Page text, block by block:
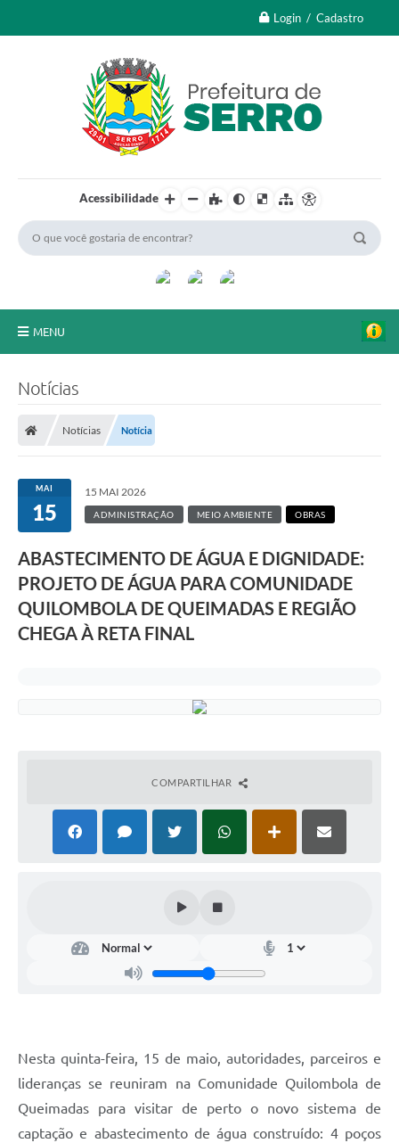
Login / Cadastro
Acessibilidade
MENU
Transparência Pública
Processo Seletivo/Concurso Público
Taxas de Inscrição/Guia de Arrecadação / Tributos
Online
Plano Diretor Participativo de Serro/MG
LDO
Licitações
Lei Aldir Blanc
Chamamento Público
SIC
Jornal
Notícias
Notícias Notícia
MAI
15
15 MAI 2026
ADMINISTRAÇÃO MEIO AMBIENTE OBRAS
ABASTECIMENTO DE ÁGUA E DIGNIDADE:
PROJETO DE ÁGUA PARA COMUNIDADE
QUILOMBOLA DE QUEIMADAS E REGIÃO
CHEGA À RETA FINAL
COMPARTILHAR
Nesta quinta-feira, 15 de maio, autoridades, parceiros e
lideranças se reuniram na Comunidade Quilombola de
Queimadas para visitar de perto o novo sistema de
captação e abastecimento de água construído: 4 poços